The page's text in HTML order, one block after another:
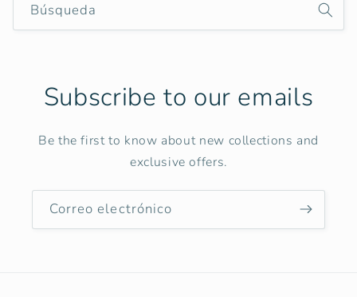
Búsqueda
Subscribe to our emails
Be the first to know about new collections and
exclusive offers.
Correo electrónico